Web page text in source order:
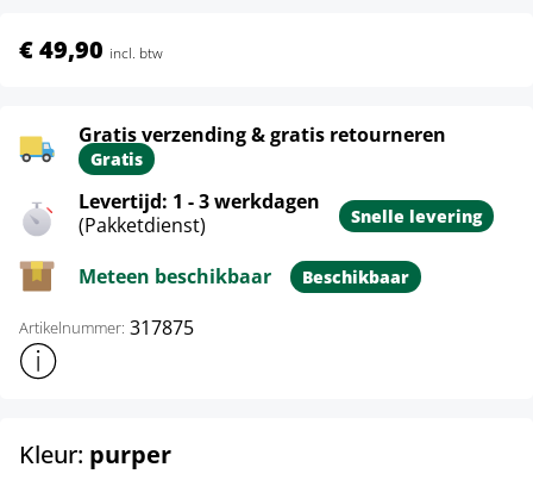
€ 49,90 incl. btw
Gratis verzending & gratis retourneren
Gratis
Levertijd: 1 - 3 werkdagen
(Pakketdienst)
Snelle levering
Meteen beschikbaar Beschikbaar
Artikelnummer: 317875
Toon meer productinformatie
Kleur: purperselect